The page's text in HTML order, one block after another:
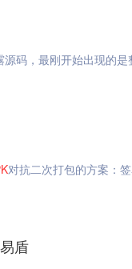
源码，最刚开始出现的
对抗二次打包的方案：
盾